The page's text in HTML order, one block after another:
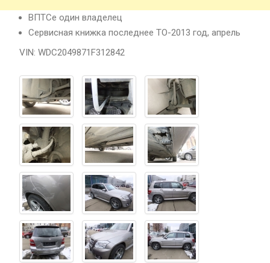
ВПТСе один владелец
Сервисная книжка последнее ТО-2013 год, апрель
VIN: WDC2049871F312842